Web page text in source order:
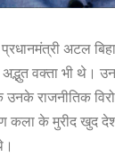
अटल
अद्भुत वक्ता भी थे।
उनके राजनीतिक
कला के मुरीद खुद